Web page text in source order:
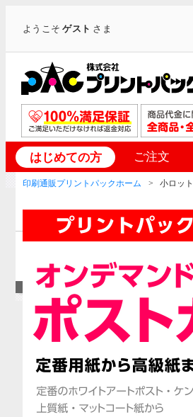
ようこそゲスト さま
はじめての方 ご注文
印刷通販プリントパックホーム 小ロッ